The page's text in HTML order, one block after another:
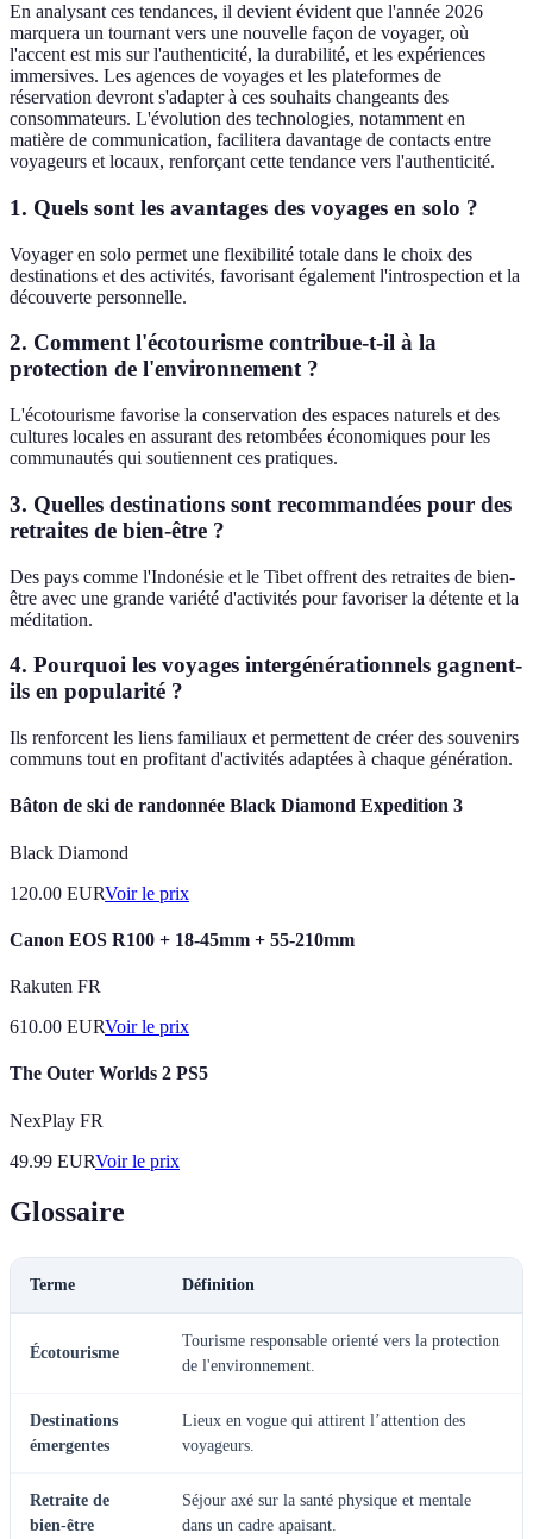
En analysant ces tendances, il devient évident que l'année 2026
marquera un tournant vers une nouvelle façon de voyager, où
l'accent est mis sur l'authenticité, la durabilité, et les expériences
immersives. Les agences de voyages et les plateformes de
réservation devront s'adapter à ces souhaits changeants des
consommateurs. L'évolution des technologies, notamment en
matière de communication, facilitera davantage de contacts entre
voyageurs et locaux, renforçant cette tendance vers l'authenticité.
1. Quels sont les avantages des voyages en solo ?
Voyager en solo permet une flexibilité totale dans le choix des
destinations et des activités, favorisant également l'introspection et la
découverte personnelle.
2. Comment l'écotourisme contribue-t-il à la
protection de l'environnement ?
L'écotourisme favorise la conservation des espaces naturels et des
cultures locales en assurant des retombées économiques pour les
communautés qui soutiennent ces pratiques.
3. Quelles destinations sont recommandées pour des
retraites de bien-être ?
Des pays comme l'Indonésie et le Tibet offrent des retraites de bien-
être avec une grande variété d'activités pour favoriser la détente et la
méditation.
4. Pourquoi les voyages intergénérationnels gagnent-
ils en popularité ?
Ils renforcent les liens familiaux et permettent de créer des souvenirs
communs tout en profitant d'activités adaptées à chaque génération.
Bâton de ski de randonnée Black Diamond Expedition 3
Black Diamond
120.00 EURVoir le prix
Canon EOS R100 + 18-45mm + 55-210mm
Rakuten FR
610.00 EURVoir le prix
The Outer Worlds 2 PS5
NexPlay FR
49.99 EURVoir le prix
Glossaire
Terme Définition
Écotourisme
Tourisme responsable orienté vers la protection
de l'environnement.
Destinations
émergentes
Lieux en vogue qui attirent l’attention des
voyageurs.
Retraite de
bien-être
Séjour axé sur la santé physique et mentale
dans un cadre apaisant.